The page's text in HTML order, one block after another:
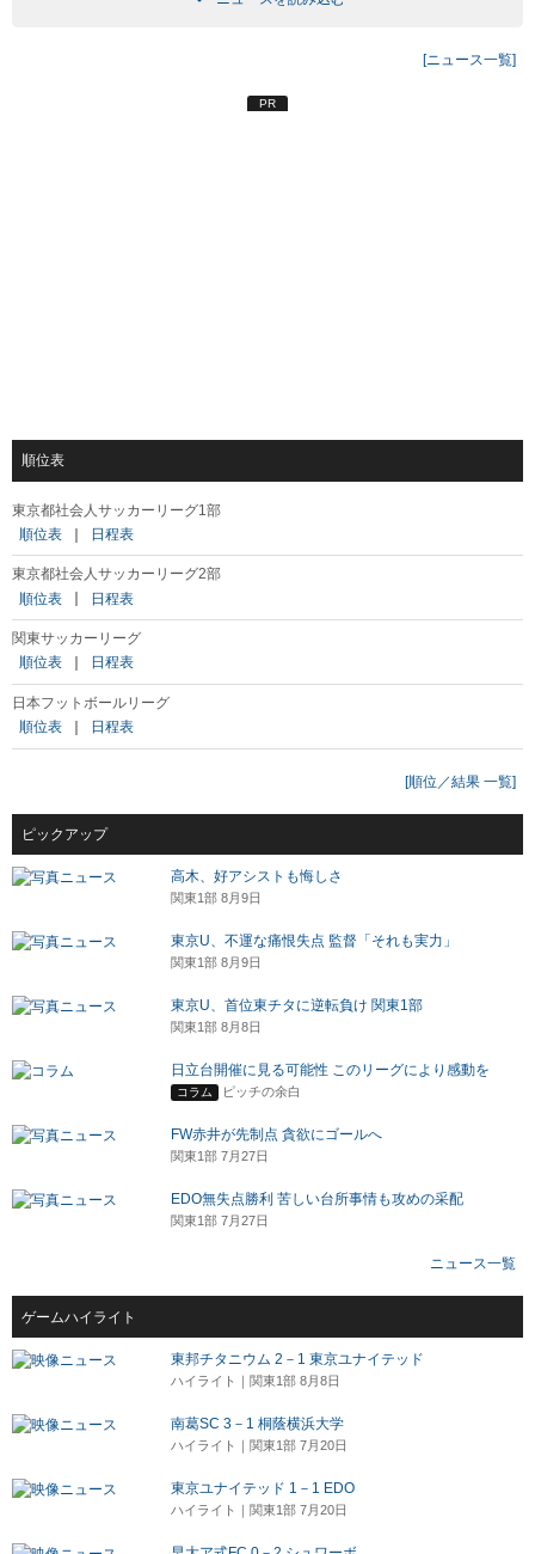
[ニュース一覧]
PR
順位表
東京都社会人サッカーリーグ1部
順位表
日程表
東京都社会人サッカーリーグ2部
順位表
日程表
関東サッカーリーグ
順位表
日程表
日本フットボールリーグ
順位表
日程表
[順位／結果 一覧]
ピックアップ
高木、好アシストも悔しさ
関東1部 8月9日
東京U、不運な痛恨失点 監督「それも実力」
関東1部 8月9日
東京U、首位東チタに逆転負け 関東1部
関東1部 8月8日
日立台開催に見る可能性 このリーグにより感動を
コラム ピッチの余白
FW赤井が先制点 貪欲にゴールへ
関東1部 7月27日
EDO無失点勝利 苦しい台所事情も攻めの采配
関東1部 7月27日
ニュース一覧
ゲームハイライト
東邦チタニウム 2－1 東京ユナイテッド
ハイライト｜関東1部 8月8日
南葛SC 3－1 桐蔭横浜大学
ハイライト｜関東1部 7月20日
東京ユナイテッド 1－1 EDO
ハイライト｜関東1部 7月20日